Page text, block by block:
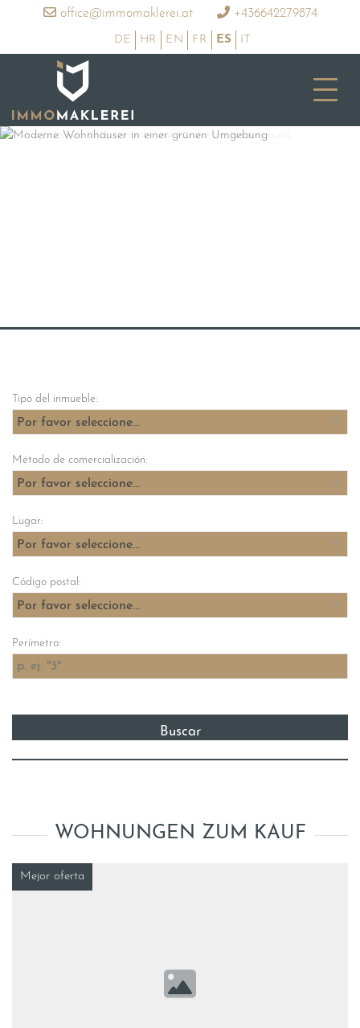
office@immomaklerei.at +436642279874
DE HR EN FR ES IT
Tipo del inmueble:
Por favor seleccione...
Método de comercialización:
Por favor seleccione...
Lugar:
Por favor seleccione...
Código postal:
Por favor seleccione...
Perímetro:
WOHNUNGEN ZUM KAUF
Mejor oferta